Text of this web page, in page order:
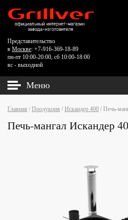
Представительство
в Москве: +7-916-369-18-89
пн-пт 10:00-20:00, сб 10:00-18:00
вс - выходной
Меню
Главная / Продукция / Искандер 400 / Печь-
Печь-мангал Искандер